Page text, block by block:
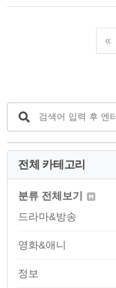
«
전체 카테고리
분류 전체보기
드라마&방송
영화&애니
정보